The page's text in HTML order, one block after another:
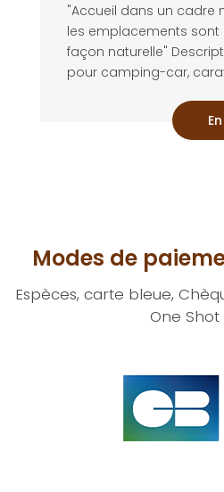
"Accueil dans un cadre
les emplacements sont
façon naturelle"
pour camping-car,
Modes de
Espèces, carte bleue,
One Shot